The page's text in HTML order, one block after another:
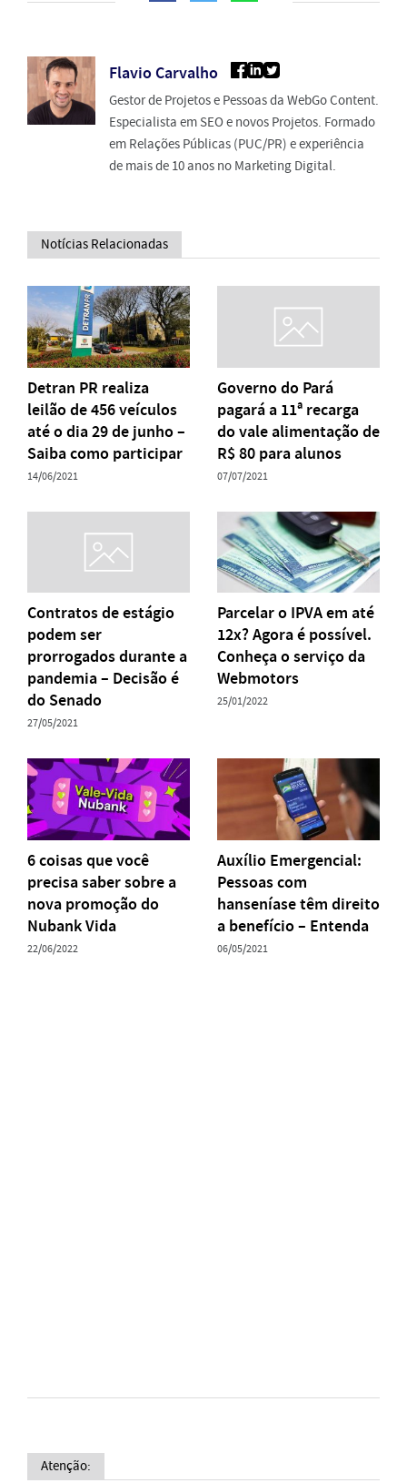
Flavio Carvalho
Gestor de Projetos e Pessoas da WebGo Content.
Especialista em SEO e novos Projetos. Formado
em Relações Públicas (PUC/PR) e experiência
de mais de 10 anos no Marketing Digital.
Notícias Relacionadas
Detran PR realiza
leilão de 456 veículos
até o dia 29 de junho –
Saiba como participar
14/06/2021
Governo do Pará
pagará a 11ª recarga
do vale alimentação de
R$ 80 para alunos
07/07/2021
Contratos de estágio
podem ser
prorrogados durante a
pandemia – Decisão é
do Senado
27/05/2021
Parcelar o IPVA em até
12x? Agora é possível.
Conheça o serviço da
Webmotors
25/01/2022
6 coisas que você
precisa saber sobre a
nova promoção do
Nubank Vida
22/06/2022
Auxílio Emergencial:
Pessoas com
hanseníase têm direito
a benefício – Entenda
06/05/2021
Atenção: